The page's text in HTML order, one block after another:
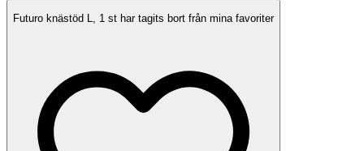
Futuro knästöd L, 1 st har tagits bort från mina favoriter